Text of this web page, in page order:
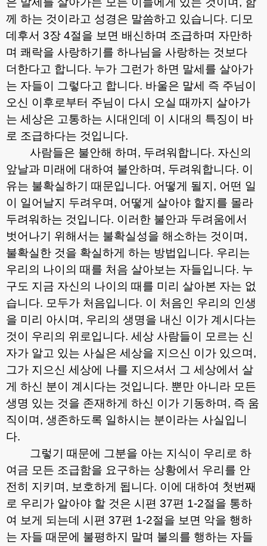
께 하는 것이라고 성경은 말씀하고 있습니다. 디모
데후서 3장 4절을 보면 배신하며 조급하며 자만하
며 쾌락을 사랑하기를 하나님을 사랑하는 것보다
더한다고 합니다. 누가 그런가 하면 말세를 살아가
는 자들이 그렇다고 합니다. 바울은 말세 즉 주님이
오신 이후로부터 주님이 다시 오실 때까지 살아가
는 세상은 고통하는 시대인데 이 시대의 특징이 바
로 조급하다는 것입니다.
사람들은 불안해 하며 , 두려워합니다. 자신의
앞날과 미래에 대하여 불안하며 , 두려워합니다. 이
유는 불확실하기 때문입니다. 어떻게 될지 , 어떤 일
이 일어날지 두려우며 , 어떻게 살아야 할지를 몰라
두려워하는 것입니다. 이러한 불안과 두려움에서
벗어나기 위해서는 불확실성을 해소하는 것이며 ,
불확실한 것을 확실하게 하는 방법입니다. 우리는
우리의 나이의 때를 처음 살아보는 자들입니다. 누
구도 지금 자신의 나이의 때를 미리 살아본 자는 없
습니다. 모두가 처음입니다. 이 처음인 우리의 인생
을 미리 아시며 , 우리의 생명을 내신 이가 계시다는
것이 우리의 위로입니다. 세상 사람들이 모르는 신
자가 알고 있는 사실은 세상을 지으신 이가 있으며 ,
그가 지으신 세상에 나를 지으셔서 그 세상에서 살
게 하신 분이 계시다는 것입니다. 뿐만 아니라 모든
생명 있는 것을 존재하게 하신 이가 기동하며 , 즉 움
직이며 , 생존하도록 일하시는 분이라는 사실입니
다.
그렇기 때문에 그분을 아는 지식이 우리로 하
여금 모든 조급함을 요구하는 상황에서 우리를 안
전히 지키며 , 보호하게 됩니다. 이에 대하여 첫번째
로 우리가 알아야 할 것은 시편 37편 1-2절을 통하
여 보게 되는데 시편 37편 1-2절을 보면 악을 행하
는 자들 때문에 불평하지 말며 불의를 행하는 자들